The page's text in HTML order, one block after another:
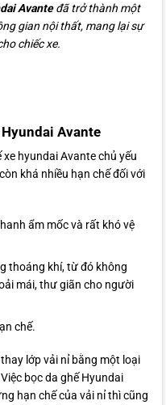
Avanteđã trở thành một
gian nội thất, mang lại sự
chiếc xe.
Avante
hyundai Avante chủ yếu
khá nhiều hạn chế đối với
ẩm mốc và rất khó vệ
thoáng khí, từ đó không
mái, thư giãn cho người
chế.
lớp vải nỉ bằng một loại
bọc da ghế Hyundai
hạn chế của vải nỉ thì cũng